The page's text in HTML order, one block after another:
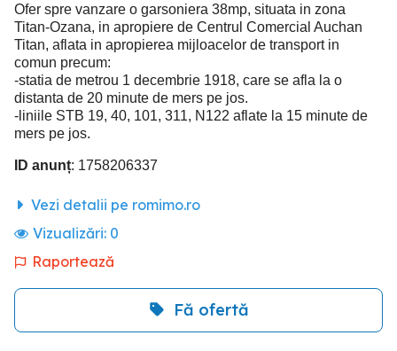
Ofer spre vanzare o garsoniera 38mp, situata in zona
Titan-Ozana, in apropiere de Centrul Comercial Auchan
Titan, aflata in apropierea mijloacelor de transport in
comun precum:
-statia de metrou 1 decembrie 1918, care se afla la o
distanta de 20 minute de mers pe jos.
-liniile STB 19, 40, 101, 311, N122 aflate la 15 minute de
mers pe jos.
ID anunț: 1758206337
Vezi detalii pe romimo.ro
Vizualizări: 0
Raportează
Fă ofertă